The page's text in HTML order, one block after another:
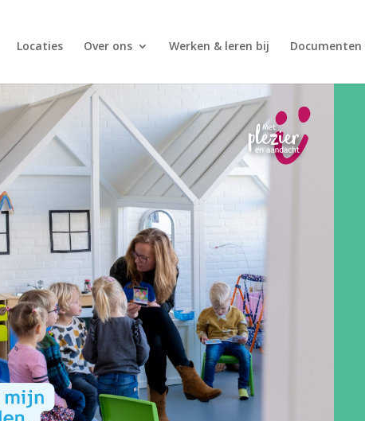
Locaties Over ons Werken & leren bij